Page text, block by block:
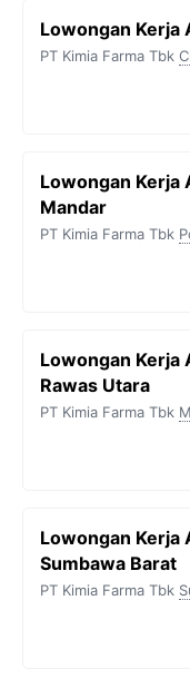
Lowongan Kerja
PT Kimia Farma Tbk
Lowongan Kerja
Mandar
PT Kimia Farma Tbk
Lowongan Kerja
Rawas Utara
PT Kimia Farma Tbk
Lowongan Kerja
Sumbawa Barat
PT Kimia Farma Tbk